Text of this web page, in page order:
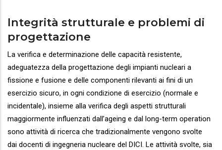
Integrità strutturale e problemi di
progettazione
La verifica e determinazione delle capacità resistente,
adeguatezza della progettazione degli impianti nucleari a
fissione e fusione e delle componenti rilevanti ai fini di un
esercizio sicuro, in ogni condizione di esercizio (normale e
incidentale), insieme alla verifica degli aspetti strutturali
maggiormente influenzati dall’ageing e dal long-term operation
sono attività di ricerca che tradizionalmente vengono svolte
dai docenti di ingegneria nucleare del DICI. Le attività svolte, sia